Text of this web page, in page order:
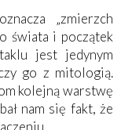
„zmierzch
świata i początek
jest jedynym
go z mitologią.
kolejną warstwę
nam się fakt, że